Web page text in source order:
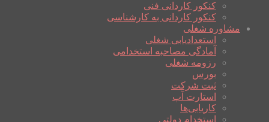
کنکور کاردانی فنی
کنکور کاردانی به کارشناسی
مشاوره شغلی
استعدادیابی شغلی
آمادگی مصاحبه استخدامی
رزومه شغلی
بورس
ثبت شرکت
استارت آپ
کاریابی‌ها
استخدام دولتی